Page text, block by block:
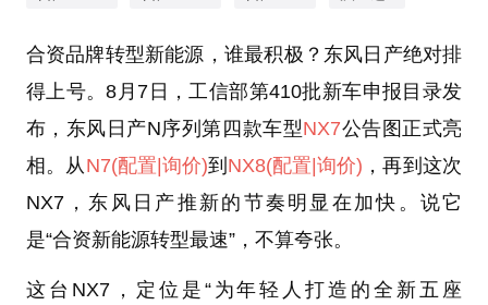
合资品牌转型新能源，谁最积极？东风日产绝对排
得上号。8月7日，工信部第410批新车申报目录发
布，东风日产N序列第四款车型NX7公告图正式亮
相。从N7(配置 |询价)到 NX8(配置 |询价) ，再到这次
NX7，东风日产推新的节奏明显在加快。说它
是“合资新能源转型最速”，不算夸张。
这台NX7，定位是“为年轻人打造的全新五座